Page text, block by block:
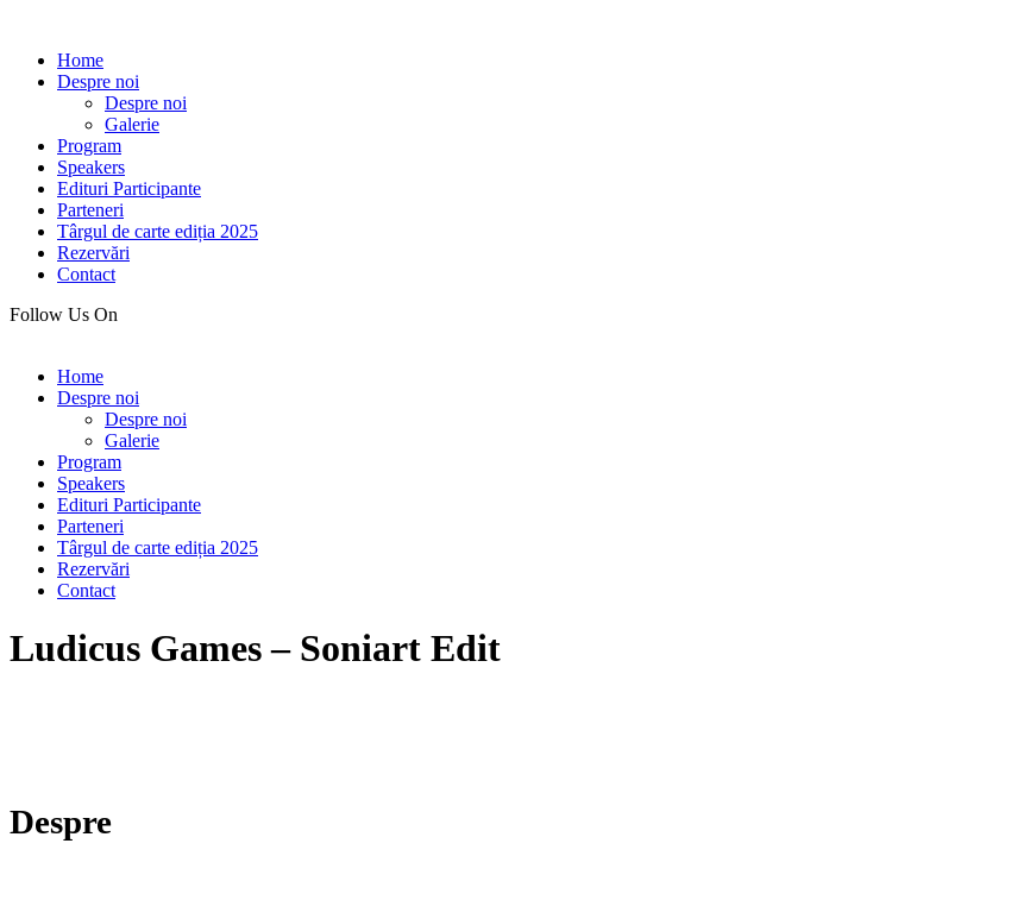
Home
Despre noi
Despre noi
Galerie
Program
Speakers
Edituri Participante
Parteneri
Târgul de carte ediția 2025
Rezervări
Contact
Follow Us On
Home
Despre noi
Despre noi
Galerie
Program
Speakers
Edituri Participante
Parteneri
Târgul de carte ediția 2025
Rezervări
Contact
Ludicus Games – Soniart Edit
Despre